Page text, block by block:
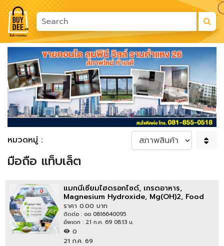
Previous Next
หมวดหมู่ :
มือถือ แท็บเล็ต
แมกนีเซียมไฮดรอกไซด์, เกรดอาหาร,
Magnesium Hydroxide, Mg(OH)2, Food
Grade, Food Additive E528
ราคา 0.00 บาท
ติดต่อ : oo 0816640095
อัพเดท : 21 ก.ค. 69 08:13 น.
0
21 ก.ค. 69